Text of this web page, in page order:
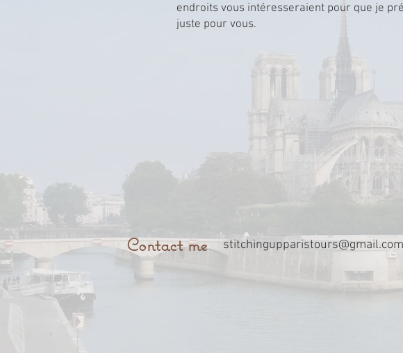
endroits vous intéresseraient pour que je
juste pour vous.
Contact me stitchingupparistours@gmail.com